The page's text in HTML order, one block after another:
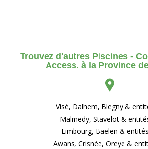
Trouvez d'autres Piscines -
Access. à la Province
Visé, Dalhem, Blegny &
Malmedy, Stavelot &
Limbourg, Baelen &
Awans, Crisnée, Oreye &